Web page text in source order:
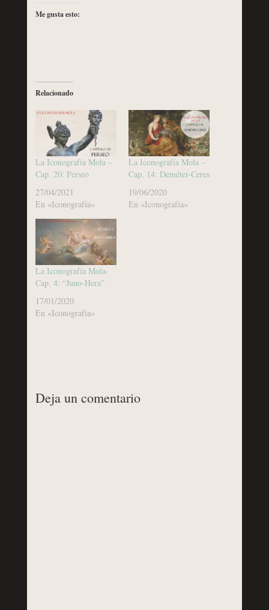
Me gusta esto:
Relacionado
La Iconografía Mola –
Cap. 20: Perseo
27/04/2021
En «Iconografía»
La Iconografía Mola –
Cap. 14: Deméter-Ceres
19/06/2020
En «Iconografía»
La Iconografía Mola-
Cap. 4: “Juno-Hera”
17/01/2020
En «Iconografía»
Deja un comentario